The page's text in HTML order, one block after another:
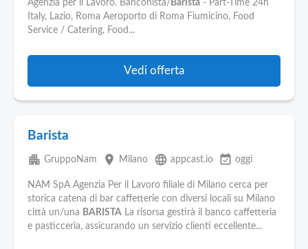
Agenzia per il Lavoro. Banconista/ Barista - Part-Time 24h
Italy, Lazio, Roma Aeroporto di Roma Fiumicino, Food
Service / Catering, Food...
Vedi offerta
Barista
apartment GruppoNam place Milano language appcast.io event_available oggi
NAM SpA Agenzia Per il Lavoro filiale di Milano cerca per
storica catena di bar caffetterie con diversi locali su Milano
città un/una BARISTA La risorsa gestirà il banco caffetteria
e pasticceria, assicurando un servizio clienti eccellente...